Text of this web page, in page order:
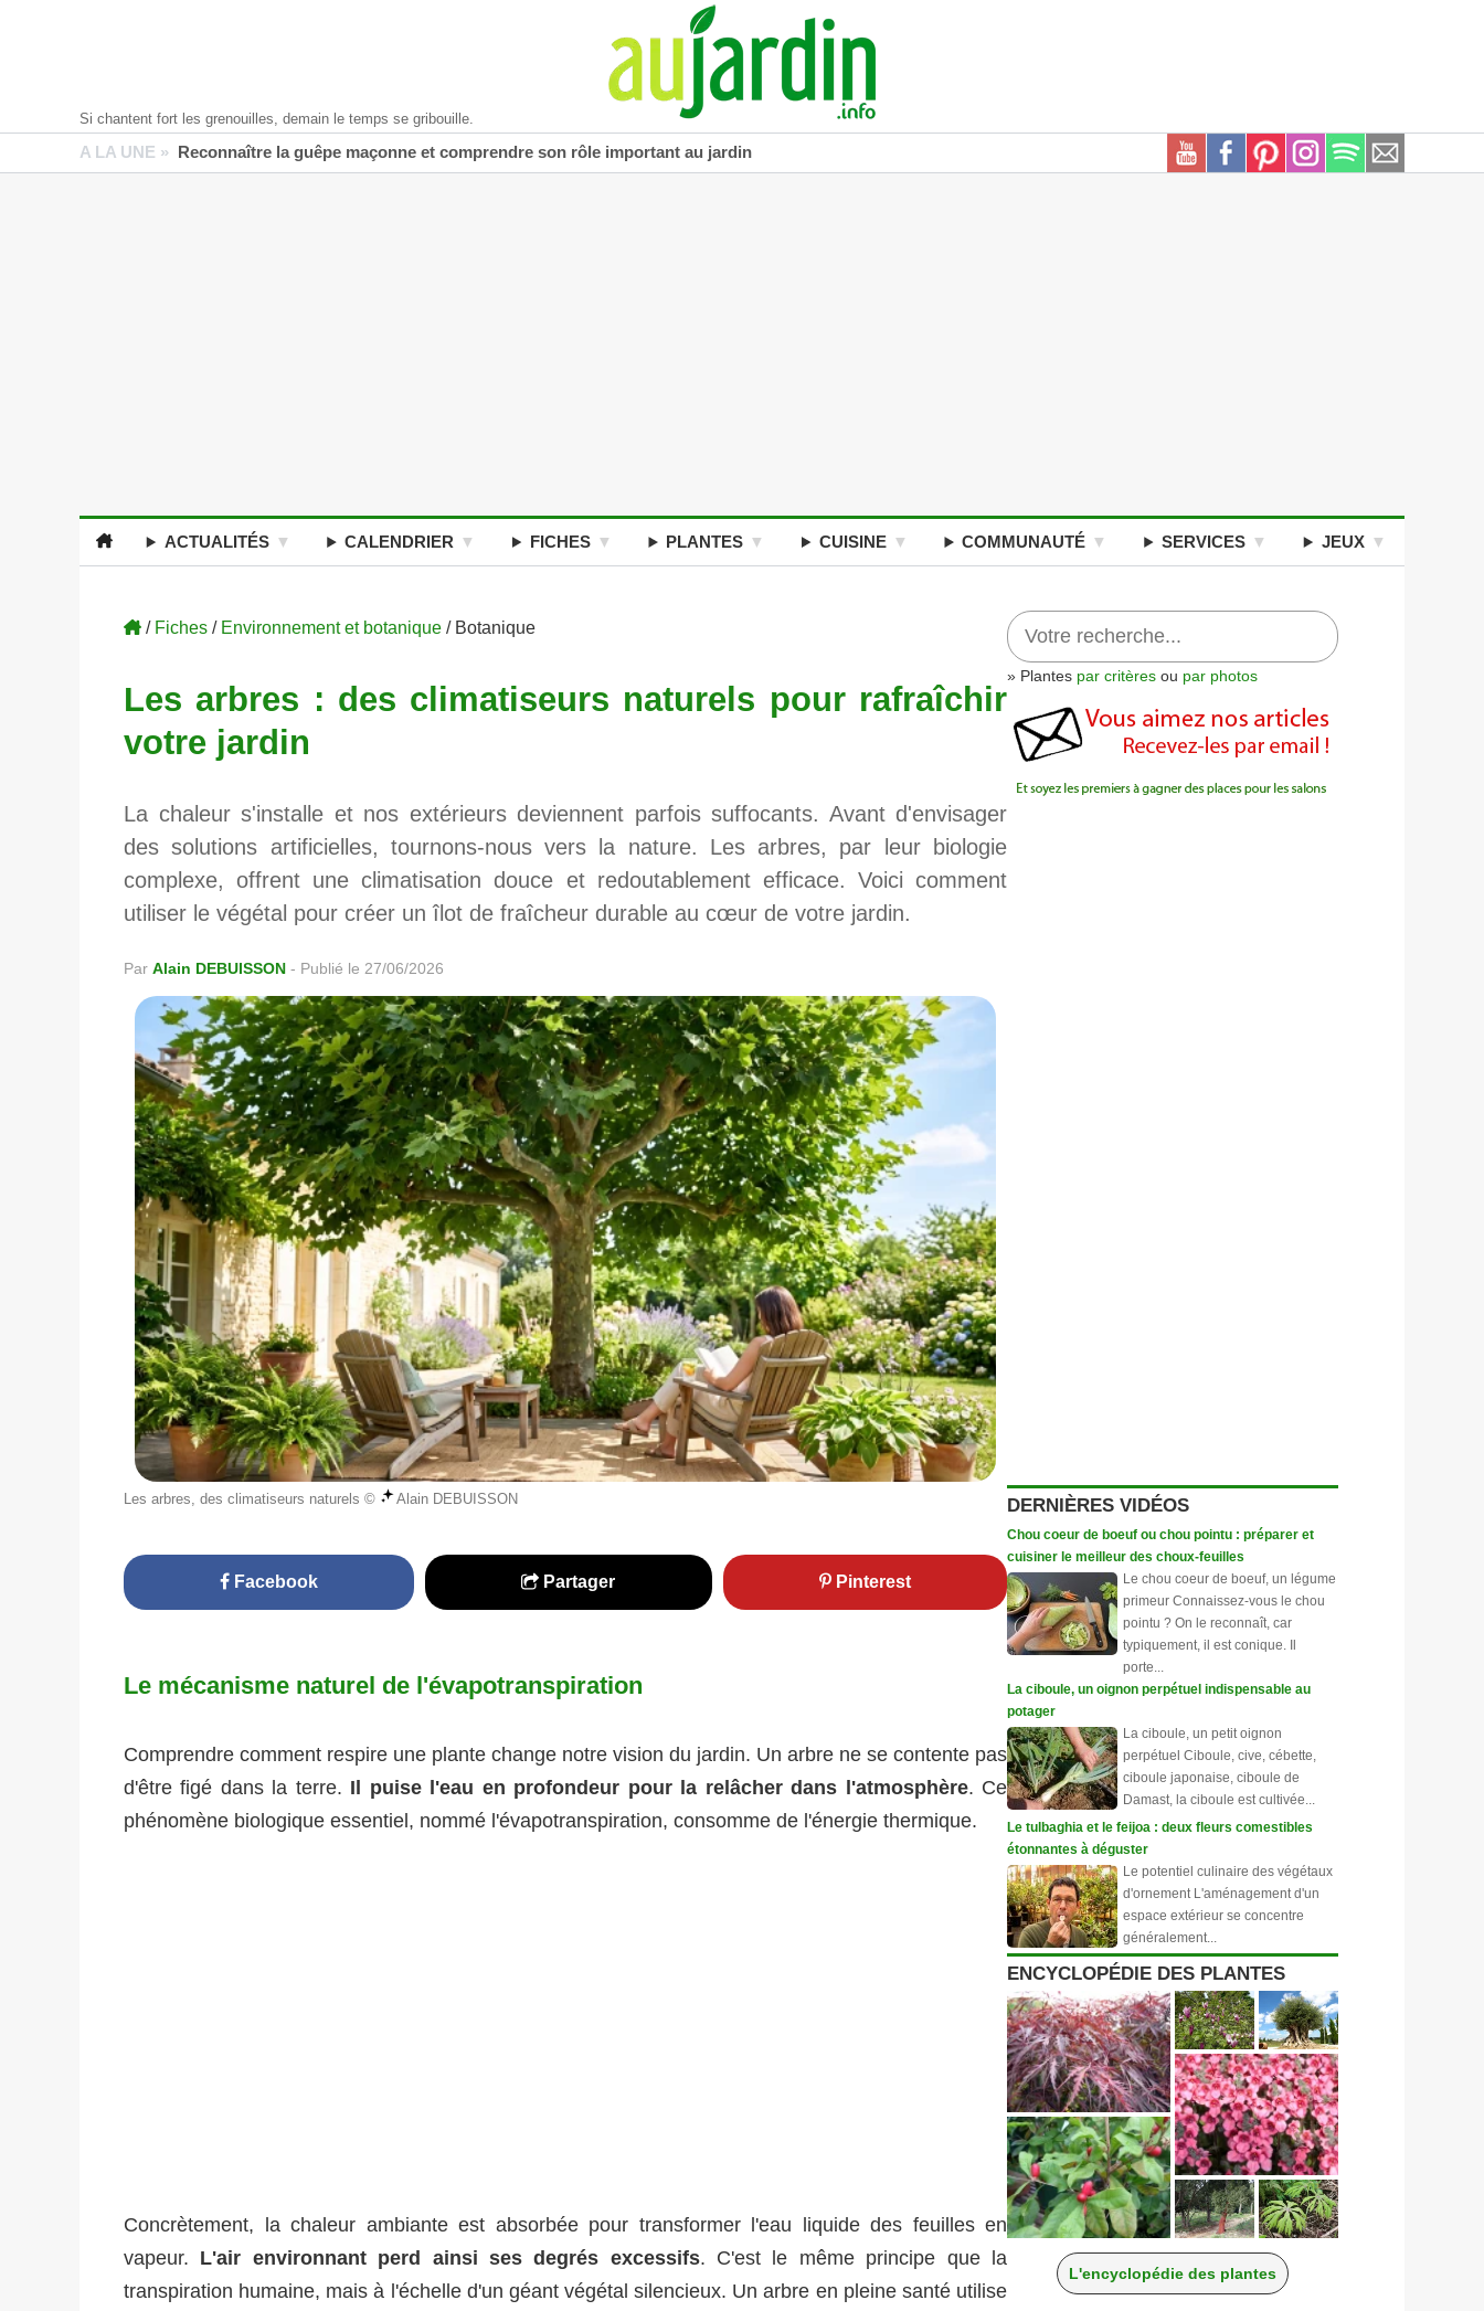
Si chantent fort les grenouilles, demain le temps se gribouille.
A LA UNE » Reconnaître la guêpe maçonne et comprendre son rôle important au jardin
ACTUALITÉS CALENDRIER FICHES PLANTES CUISINE COMMUNAUTÉ SERVICES JEUX
/ Fiches / Environnement et botanique / Botanique
Les arbres : des climatiseurs naturels pour rafraîchir
votre jardin
La chaleur s'installe et nos extérieurs deviennent parfois suffocants. Avant d'envisager
des solutions artificielles, tournons-nous vers la nature. Les arbres, par leur biologie
complexe, offrent une climatisation douce et redoutablement efficace. Voici comment
utiliser le végétal pour créer un îlot de fraîcheur durable au cœur de votre jardin.
Par Alain DEBUISSON - Publié le 27/06/2026
Les arbres, des climatiseurs naturels © Alain DEBUISSON
Facebook Partager Pinterest
Le mécanisme naturel de l'évapotranspiration
Comprendre comment respire une plante change notre vision du jardin. Un arbre ne se contente pas
d'être figé dans la terre. Il puise l'eau en profondeur pour la relâcher dans l'atmosphère. Ce
phénomène biologique essentiel, nommé l'évapotranspiration, consomme de l'énergie thermique.
Concrètement, la chaleur ambiante est absorbée pour transformer l'eau liquide des feuilles en
vapeur. L'air environnant perd ainsi ses degrés excessifs. C'est le même principe que la
transpiration humaine, mais à l'échelle d'un géant végétal silencieux. Un arbre en pleine santé utilise
» Plantes par critères ou par photos
DERNIÈRES VIDÉOS
Chou coeur de boeuf ou chou pointu : préparer et
cuisiner le meilleur des choux-feuilles
Le chou coeur de boeuf, un légume
primeur Connaissez-vous le chou
pointu ? On le reconnaît, car
typiquement, il est conique. Il
porte...
La ciboule, un oignon perpétuel indispensable au
potager
La ciboule, un petit oignon
perpétuel Ciboule, cive, cébette,
ciboule japonaise, ciboule de
Damast, la ciboule est cultivée...
Le tulbaghia et le feijoa : deux fleurs comestibles
étonnantes à déguster
Le potentiel culinaire des végétaux
d'ornement L'aménagement d'un
espace extérieur se concentre
généralement...
ENCYCLOPÉDIE DES PLANTES
L'encyclopédie des plantes